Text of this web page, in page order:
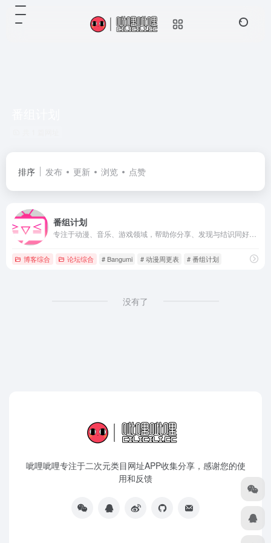
排序 发布 更新 浏览 点赞
番组计划
博客综合 论坛综合 # Bangumi # 动漫周更表 # 番组计划
没有了
呲哩呲哩专注于二次元类目网址APP收集分享，感谢您的使
用和反馈